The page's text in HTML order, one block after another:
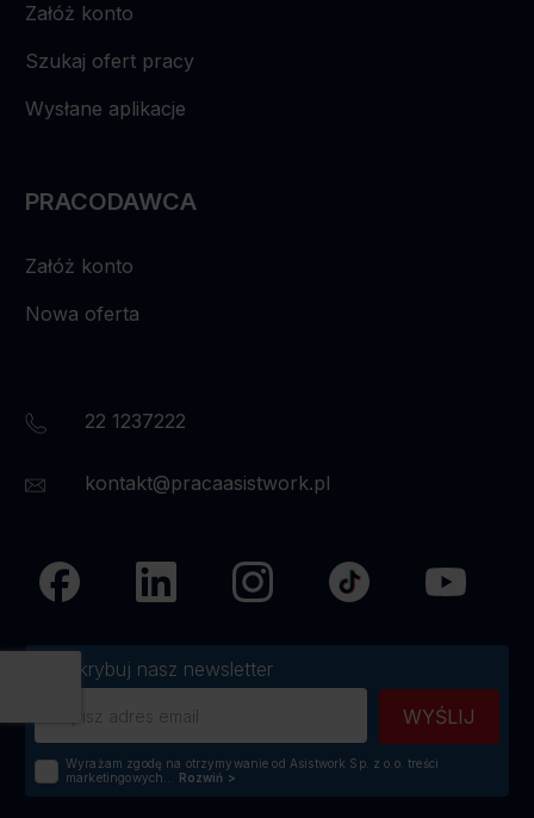
22 1237222
kontakt@pracaasistwork.pl
Załóż konto
Szukaj ofert pracy
Wysłane aplikacje
PRACODAWCA
Załóż konto
Nowa oferta
Subskrybuj nasz newsletter
Wyrażam zgodę na otrzymywanie od Asistwork Sp. z o.o. treści
marketingowych...
Rozwiń >